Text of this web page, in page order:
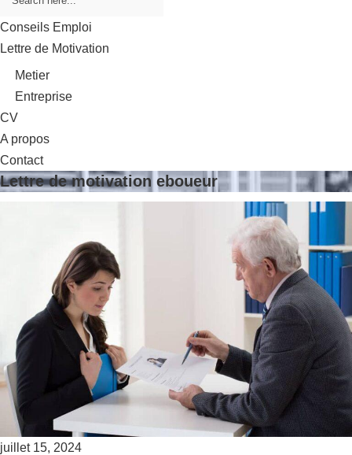
Conseils Emploi
Lettre de Motivation
Metier
Entreprise
CV
A propos
Contact
Lettre de motivation eboueur
juillet 15, 2024